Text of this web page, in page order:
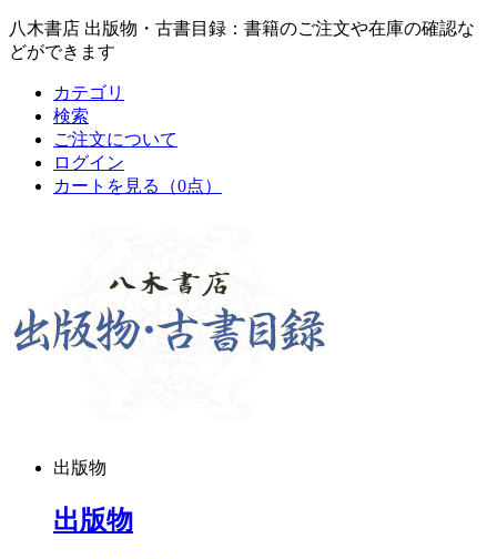
八木書店 出版物・古書目録：書籍のご注文や在庫の確認な
どができます
カテゴリ
検索
ご注文について
ログイン
カートを見る
（0点）
出版物
出版物